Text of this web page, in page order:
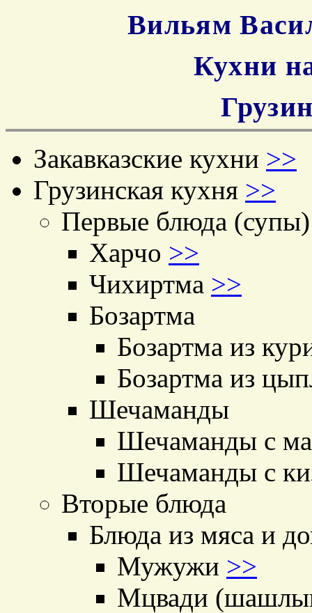
Вильям
Кухни
Закавказские кухни >>
Грузинская кухня >>
Первые блюда (супы)
Харчо >>
Чихиртма >>
Бозартма
Бозартма из
Бозартма из
Шечаманды
Шечаманды с
Шечаманды с
Вторые блюда
Блюда из мяса и
Мужужи >>
Мцвади